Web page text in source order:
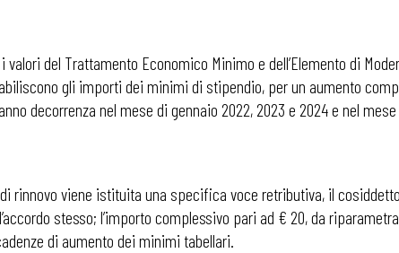
del Trattamento Economico Minimo e dell’Elemento di
gli importi dei minimi di stipendio, per un aumento
decorrenza nel mese di gennaio 2022, 2023 e 2024 e nel
rinnovo viene istituita una specifica voce retributiva, il
stesso; l’importo complessivo pari ad € 20, da
di aumento dei minimi tabellari.